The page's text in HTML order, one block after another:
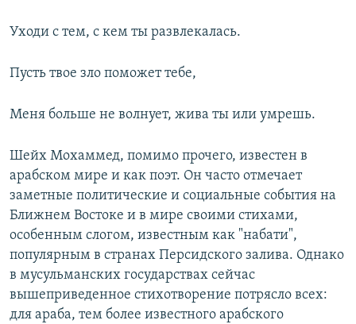
Уходи с тем, с кем ты развлекалась.
Пусть твое зло поможет тебе,
Меня больше не волнует, жива ты или умрешь.
Шейх Мохаммед, помимо прочего, известен в
арабском мире и как поэт. Он часто отмечает
заметные политические и социальные события на
Ближнем Востоке и в мире своими стихами,
особенным слогом, известным как "набати",
популярным в странах Персидского залива. Однако
в мусульманских государствах сейчас
вышеприведенное стихотворение потрясло всех:
для араба, тем более известного арабского